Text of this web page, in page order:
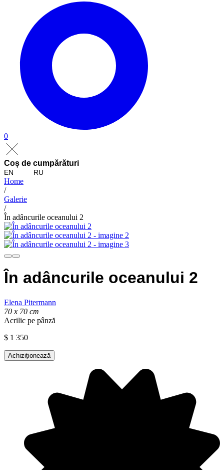
0
Coș de cumpărături
EN RU
Home
/
Galerie
/
În adâncurile oceanului 2
În adâncurile oceanului 2
Elena Pitermann
70 x 70 cm
Acrilic pe pânză
$ 1 350
Achiziționează